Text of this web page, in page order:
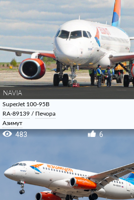
NAVIA
SuperJet 100-95B
RA-89139 / Печора
Азимут
483 6